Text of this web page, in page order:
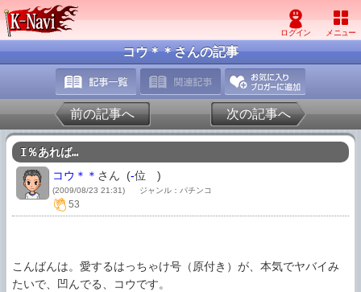
コウ＊＊さんの記事
前の記事へ 次の記事へ
I％あれば…
コウ＊＊ さん (-位 )
(2009/08/23 21:31) ジャンル：パチンコ
53
こんばんは。愛するはっちゃけ号（原付き）が、本気でヤバイみ
たいで、凹んでる、コウです。